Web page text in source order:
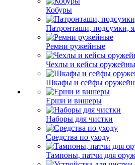
Кобуры
Патронташи, подсумки,
Ремни ружейные
Чехлы и кейсы
Шкафы и сейфы
Ерши и вишеры
Наборы для чистки
Средства по уходу
Тампоны, патчи для